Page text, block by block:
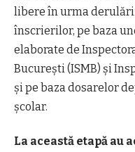
libere în urma
înscrierilor, pe baza
elaborate de
București (ISMB) și
și pe baza dosarelor
școlar.
La această etapă au